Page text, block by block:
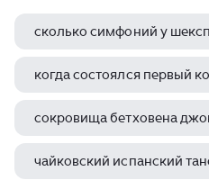
сколько симфоний у
когда состоялся первый
сокровища бетховена
чайковский испанский